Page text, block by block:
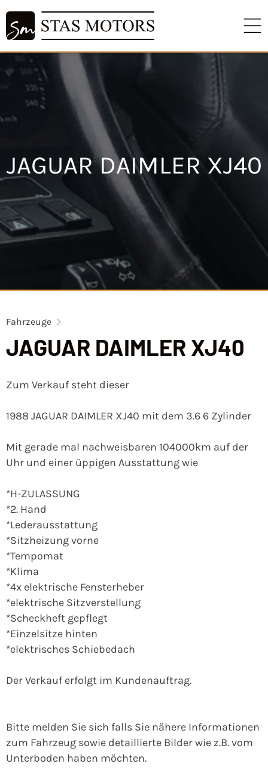
JAGUAR DAIMLER XJ40
Fahrzeuge
JAGUAR DAIMLER XJ40
Zum Verkauf steht dieser
1988 JAGUAR DAIMLER XJ40 mit dem 3.6 6 Zylinder
Mit gerade mal nachweisbaren 104000km auf der
Uhr und einer üppigen Ausstattung wie
*H-ZULASSUNG
*2. Hand
*Lederausstattung
*Sitzheizung vorne
*Tempomat
*Klima
*4x elektrische Fensterheber
*elektrische Sitzverstellung
*Scheckheft gepflegt
*Einzelsitze hinten
*elektrisches Schiebedach
Der Verkauf erfolgt im Kundenauftrag.
Bitte melden Sie sich falls Sie nähere Informationen
zum Fahrzeug sowie detaillierte Bilder wie z.B. vom
Unterboden haben möchten.